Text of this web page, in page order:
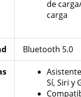
de
carga
Bluetooth 5.0
Sí, Siri y